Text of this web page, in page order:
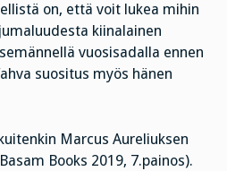
on, että voit lukea mihin
kiinalainen
vuosisadalla ennen
suositus myös hänen
Marcus Aureliuksen
Books 2019, 7.painos).